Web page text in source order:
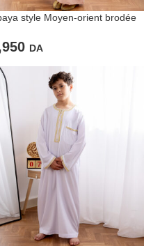
style Moyen-orient brodée
DA